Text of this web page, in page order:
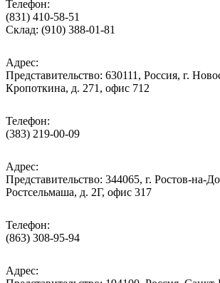
Телефон:
(831) 410-58-51
Склад: (910) 388-01-81
Адрес:
Представительство: 630111, Россия, г.
Кропоткина, д. 271, офис 712
Телефон:
(383) 219-00-09
Адрес:
Представительство: 344065, г. Ростов-на-
Ростсельмаша, д. 2Г, офис 317
Телефон:
(863) 308-95-94
Адрес: